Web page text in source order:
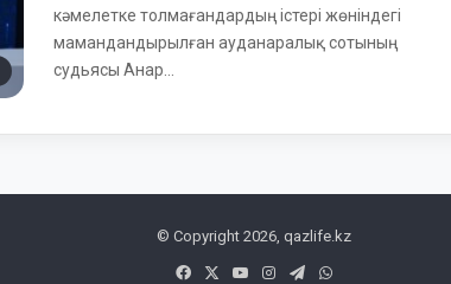
кәмелетке толмағандардың істері жөніндегі
мамандандырылған ауданаралық сотының
судьясы Анар…
© Copyright 2026, qazlife.kz
FacebookYouTubeInstagram
TelegramWhatsApp